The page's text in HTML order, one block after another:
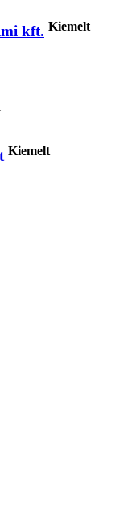
kft. Kiemelt
Kiemelt